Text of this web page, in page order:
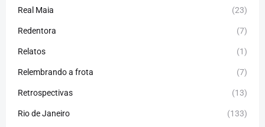
Real Maia (23)
Redentora (7)
Relatos (1)
Relembrando a frota (7)
Retrospectivas (13)
Rio de Janeiro (133)